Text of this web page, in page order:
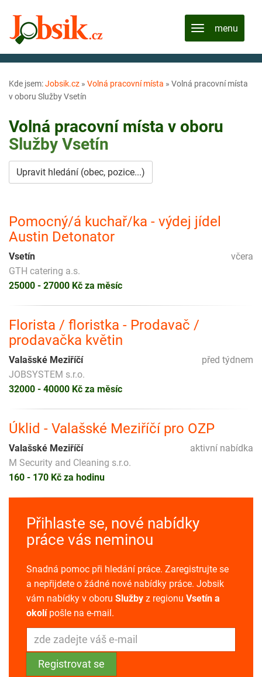
Kde jsem:Jobsik.cz » Volná pracovní místa » Volná pracovní místa
v oboru Služby Vsetín
Volná pracovní místa v oboru
Služby Vsetín
Upravit hledání (obec, pozice...)
Pomocný/á kuchař/ka - výdej jídel
Austin Detonator
včera
Vsetín
GTH catering a.s.
25000 - 27000 Kč za měsíc
Florista / floristka - Prodavač /
prodavačka květin
před týdnem
Valašské Meziříčí
JOBSYSTEM s.r.o.
32000 - 40000 Kč za měsíc
Úklid - Valašské Meziříčí pro OZP
aktivní nabídka
Valašské Meziříčí
M Security and Cleaning s.r.o.
160 - 170 Kč za hodinu
Přihlaste se, nové nabídky
práce vás neminou
Snadná pomoc při hledání práce. Zaregistrujte se
a nepřijdete o žádné nové nabídky práce. Jobsik
vám nabídky v oboru Služby z regionu Vsetín a
okolípošle na e-mail.